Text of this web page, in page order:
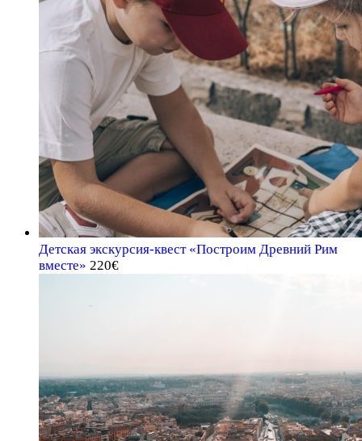
Детская экскурсия-квест «Построим Древний Рим
вместе» 220€